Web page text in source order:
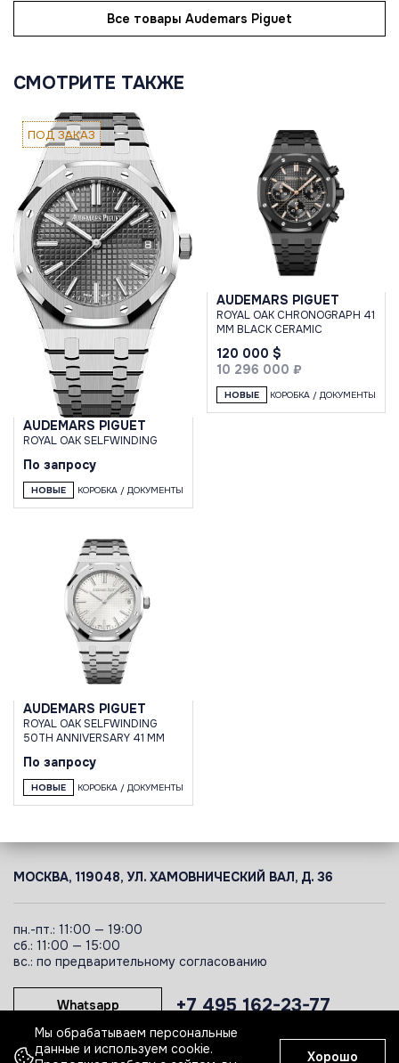
Все товары Audemars Piguet
СМОТРИТЕ ТАКЖЕ
ПОД ЗАКАЗ
AUDEMARS PIGUET
ROYAL OAK SELFWINDING
По запросу
НОВЫЕ КОРОБКА / ДОКУМЕНТЫ
AUDEMARS PIGUET
ROYAL OAK CHRONOGRAPH 41
MM BLACK CERAMIC
120 000 $
10 296 000 ₽
НОВЫЕ КОРОБКА / ДОКУМЕНТЫ
AUDEMARS PIGUET
ROYAL OAK SELFWINDING
50TH ANNIVERSARY 41 MM
По запросу
НОВЫЕ КОРОБКА / ДОКУМЕНТЫ
МОСКВА, 119048, УЛ. ХАМОВНИЧЕСКИЙ ВАЛ, Д. 36
пн.-пт.: 11:00 — 19:00
сб.: 11:00 — 15:00
вс.: по предварительному согласованию
+7 495 162-23-77
Whatsapp
Telegram
Мы обрабатываем персональные
данные и используем cookie.
Хорошо